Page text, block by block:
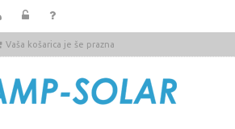
Vaša košarica je še prazna